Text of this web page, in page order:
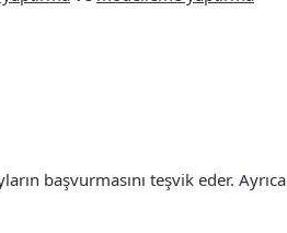
başvurmasını teşvik eder. Ayrıca